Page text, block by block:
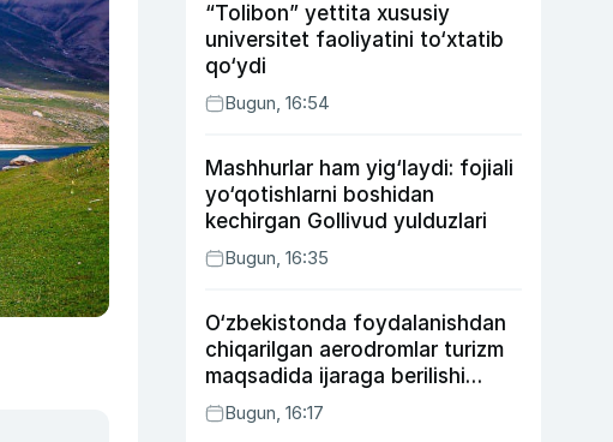
“Tolibon” yettita xususiy
universitet faoliyatini to‘xtatib
qo‘ydi
Bugun, 16:54
Mashhurlar ham yig‘laydi: fojiali
yo‘qotishlarni boshidan
kechirgan Gollivud yulduzlari
Bugun, 16:35
O‘zbekistonda foydalanishdan
chiqarilgan aerodromlar turizm
maqsadida ijaraga berilishi
mumkin
Bugun, 16:17